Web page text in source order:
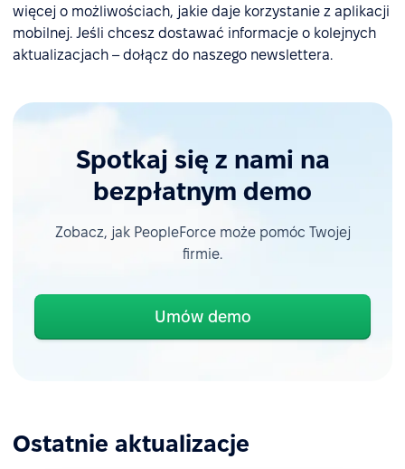
więcej o możliwościach, jakie daje korzystanie z aplikacji
mobilnej. Jeśli chcesz dostawać informacje o kolejnych
aktualizacjach – dołącz do naszego newslettera.
Spotkaj się z nami na
bezpłatnym demo
Zobacz, jak PeopleForce może pomóc Twojej
firmie.
Umów demo
Ostatnie aktualizacje